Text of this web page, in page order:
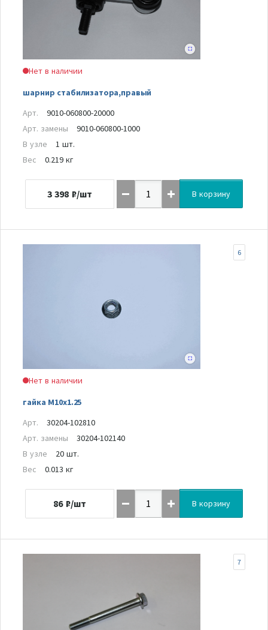
Нет в наличии
шарнир стабилизатора,правый
Арт.
9010-060800-20000
Арт. замены
9010-060800-1000
В узле
1 шт.
Вес
0.219 кг
3 398 ₽/шт В корзину
Нет в наличии
гайка M10x1.25
6
Арт.
30204-102810
Арт. замены
30204-102140
В узле
20 шт.
Вес
0.013 кг
86 ₽/шт В корзину
7